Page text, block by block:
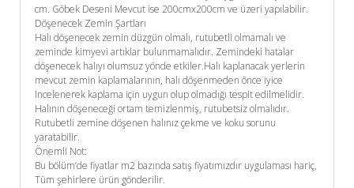
cm. Göbek Deseni Mevcut ise 200cmx200cm ve üzeri yapılabilir.
Döşenecek Zemin Şartları
Halı döşenecek zemin düzgün olmalı, rutubetli olmamalı ve
zeminde kimyevi artıklar bulunmamalıdır. Zemindeki hatalar
döşenecek halıyı olumsuz yönde etkiler.Halı kaplanacak yerlerin
mevcut zemin kaplamalarının, halı döşenmeden önce iyice
incelenerek kaplama için uygun olup olmadığı tespit edilmelidir.
Halının döşeneceği ortam temizlenmiş, rutubetsiz olmalıdır.
Rutubetli zemine döşenen halınız çekme ve koku sorunu
yaratabilir.
Önemli Not:
Bu bölüm’de fiyatlar m2 bazında satış fiyatımızdır uygulaması hariç,
Tüm şehirlere ürün gönderilir.